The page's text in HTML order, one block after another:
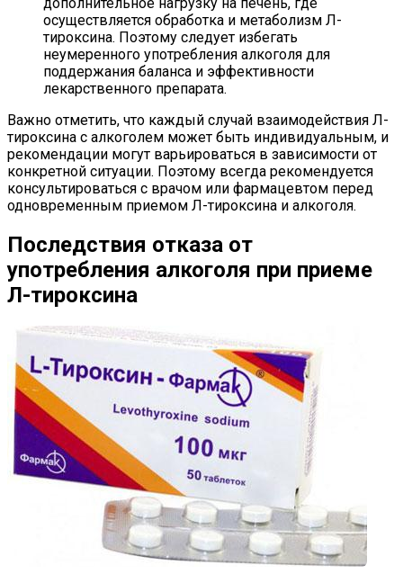
осуществляется обработка и метаболизм Л-
тироксина. Поэтому следует избегать
неумеренного употребления алкоголя для
поддержания баланса и эффективности
лекарственного препарата.
Важно отметить, что каждый случай взаимодействия Л-
тироксина с алкоголем может быть индивидуальным, и
рекомендации могут варьироваться в зависимости от
конкретной ситуации. Поэтому всегда рекомендуется
консультироваться с врачом или фармацевтом перед
одновременным приемом Л-тироксина и алкоголя.
Последствия отказа от
употребления алкоголя при приеме
Л-тироксина